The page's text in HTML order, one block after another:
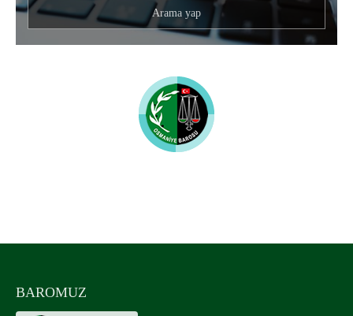
BAROMUZ